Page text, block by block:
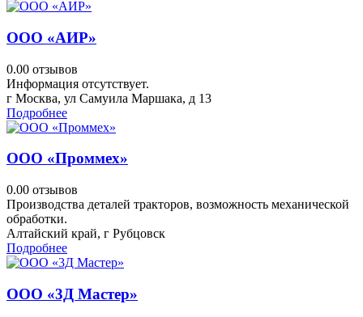
ООО «АИР»
0.00 отзывов
Информация отсутствует.
г Москва, ул Самуила Маршака, д 13
Подробнее
ООО «Проммех»
0.00 отзывов
Производства деталей тракторов, возможность механической
обработки.
Алтайский край, г Рубцовск
Подробнее
ООО «3Д Мастер»